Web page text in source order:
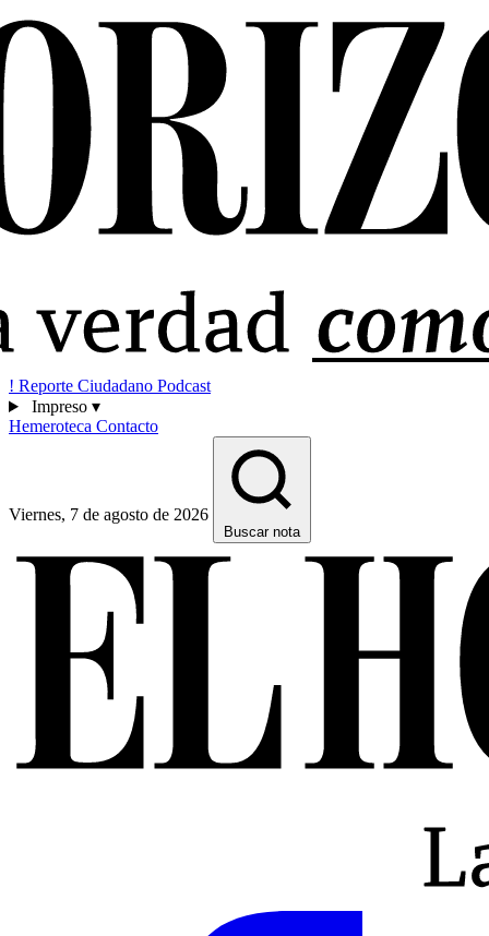
! Reporte Ciudadano Podcast
Impreso ▾
Hemeroteca Contacto
Viernes, 7 de agosto de 2026
Buscar nota